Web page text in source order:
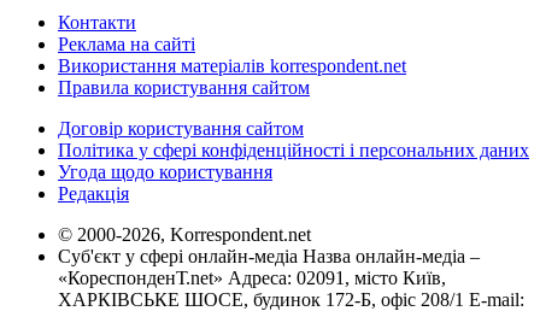
Контакти
Реклама на сайті
Використання матеріалів korrespondent.net
Правила користування сайтом
Договір користування сайтом
Політика у сфері конфіденційності і персональних даних
Угода щодо користування
Редакція
© 2000-2026, Korrespondent.net
Суб'єкт у сфері онлайн-медіа Назва онлайн-медіа –
«КореспонденТ.net» Адреса: 02091, місто Київ,
ХАРКІВСЬКЕ ШОСЕ, будинок 172-Б, офіс 208/1 E-mail: